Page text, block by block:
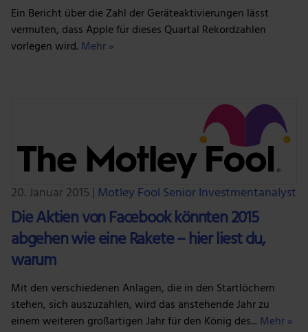
Ein Bericht über die Zahl der Geräteaktivierungen lässt
vermuten, dass Apple für dieses Quartal Rekordzahlen
vorlegen wird. Mehr »
20. Januar 2015 | Motley Fool Senior Investmentanalyst
Die Aktien von Facebook könnten 2015
abgehen wie eine Rakete – hier liest du,
warum
Mit den verschiedenen Anlagen, die in den Startlöchern
stehen, sich auszuzahlen, wird das anstehende Jahr zu
einem weiteren großartigen Jahr für den König des... Mehr »